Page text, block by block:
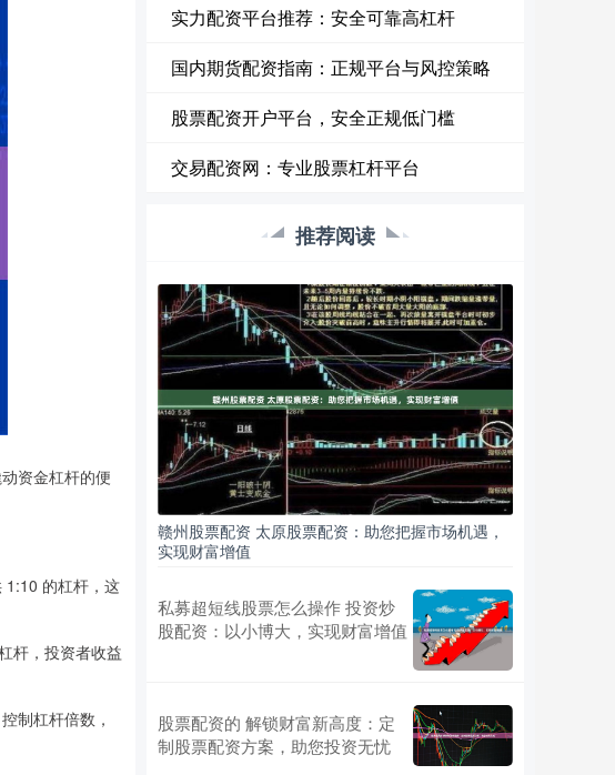
资金杠杆的便
1:10 的杠杆，这
杆，投资者收益
制杠杆倍数，
实力配资平台推荐：安全可靠高杠杆
国内期货配资指南：正规平台与风控策略
股票配资开户平台，安全正规低门槛
交易配资网：专业股票杠杆平台
推荐阅读
赣州股票配资 太原股票配资：助您把握市场机遇，
实现财富增值
私募超短线股票怎么操作 投资炒
股配资：以小博大，实现财富增值
股票配资的 解锁财富新高度：定
制股票配资方案，助您投资无忧